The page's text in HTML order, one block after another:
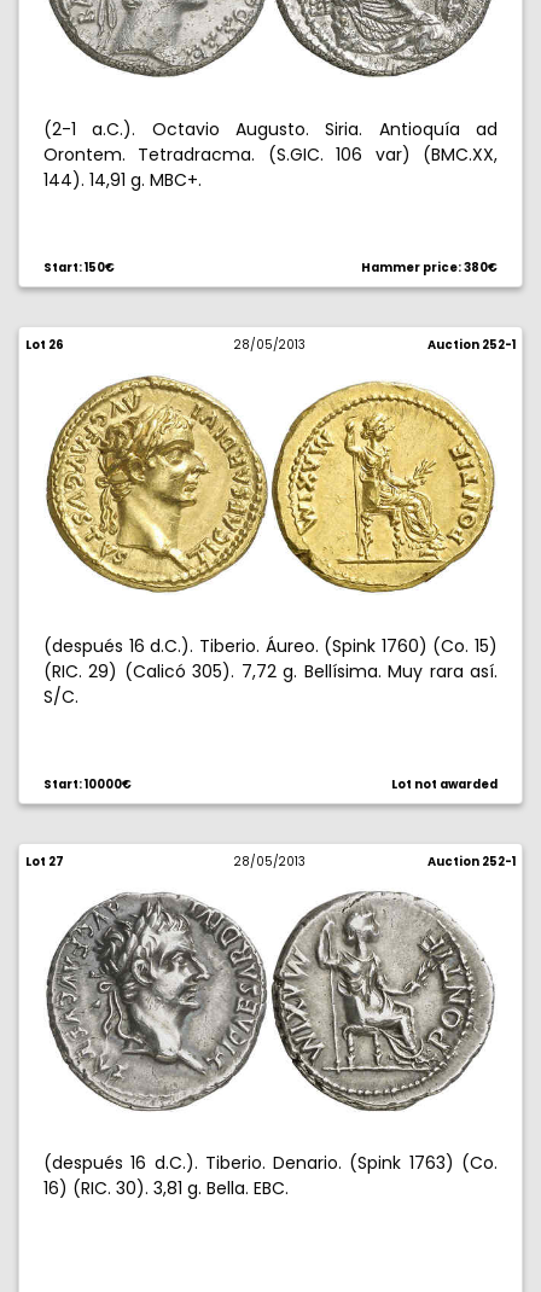
(2-1 a.C.). Octavio Augusto. Siria. Antioquía ad
Orontem. Tetradracma. (S.GIC. 106 var) (BMC.XX,
144). 14,91 g. MBC+.
Start: 150€ Hammer price: 380€
Lot 26 28/05/2013 Auction 252-1
(después 16 d.C.). Tiberio. Áureo. (Spink 1760) (Co. 15)
(RIC. 29) (Calicó 305). 7,72 g. Bellísima. Muy rara así.
S/C.
Start: 10000€ Lot not awarded
Lot 27 28/05/2013 Auction 252-1
(después 16 d.C.). Tiberio. Denario. (Spink 1763) (Co.
16) (RIC. 30). 3,81 g. Bella. EBC.